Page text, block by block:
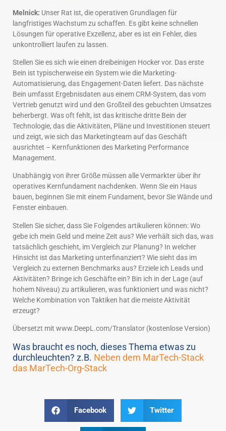
Melnick: Unser Rat ist, die operativen Grundlagen für
langfristiges Wachstum zu schaffen. Es gibt keine schnellen
Lösungen für operative Exzellenz, aber es ist ein Fehler, dies
unkontrolliert laufen zu lassen.
Stellen Sie es sich wie einen dreibeinigen Hocker vor. Das erste
Bein ist typischerweise ein System wie die Marketing-
Automatisierung, das Engagement-Daten liefert. Das nächste
Bein umfasst Ergebnisdaten aus einem CRM-System, das vom
Vertrieb genutzt wird und den Großteil des gebuchten Umsatzes
beherbergt. Was oft fehlt, ist das kritische dritte Bein der
Technologie, das die Aktivitäten, Pläne und Investitionen steuert
und zeigt, wie sich das Marketingteam auf das Geschäft
ausrichtet – Kernfunktionen des Marketing Performance
Management.
Unabhängig von ihrer Größe müssen alle Vermarkter über ihr
operatives Kernfundament nachdenken. Wenn Sie ein Haus
bauen, beginnen Sie mit einem Fundament, bevor Sie Wände und
Fenster einbauen.
Stellen Sie sicher, dass Sie Folgendes artikulieren können: Wo
gebe ich mein Geld und meine Zeit aus? Wie verhält sich das, was
tatsächlich geschieht, im Vergleich zur Planung? In welcher
Hinsicht ist das Marketing unterfinanziert? Wie sieht das im
Vergleich zu externen Benchmarks aus? Erziele ich Leads und
Aktivitäten? Bringe ich Geschäfte ein? Bin ich in der Lage (auf
hohem Niveau) zu artikulieren, was funktioniert und was nicht?
Welche Kombination von Taktiken hat die meiste Aktivität
erzeugt?
Übersetzt mit www.DeepL.com/Translator (kostenlose Version)
Was braucht es noch, dieses Thema etwas zu
durchleuchten? z.B. Neben dem MarTech-Stack
das MarTech-Org-Stack
Facebook Twitter